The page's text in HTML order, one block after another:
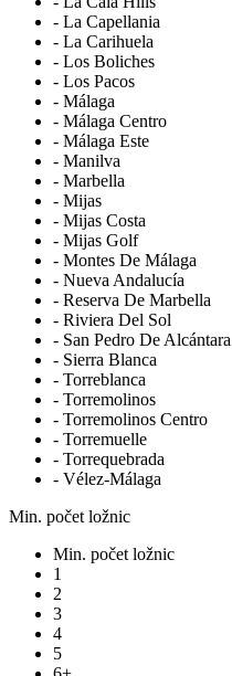
- La Capellania
- La Carihuela
- Los Boliches
- Los Pacos
- Málaga
- Málaga Centro
- Málaga Este
- Manilva
- Marbella
- Mijas
- Mijas Costa
- Mijas Golf
- Montes De Málaga
- Nueva Andalucía
- Reserva De Marbella
- Riviera Del Sol
- San Pedro De Alcántara
- Sierra Blanca
- Torreblanca
- Torremolinos
- Torremolinos Centro
- Torremuelle
- Torrequebrada
- Vélez-Málaga
Min. počet ložnic
Min. počet ložnic
1
2
3
4
5